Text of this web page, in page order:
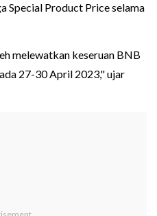
Special Product Price selama
melewatkan keseruan BNB
27-30 April 2023," ujar